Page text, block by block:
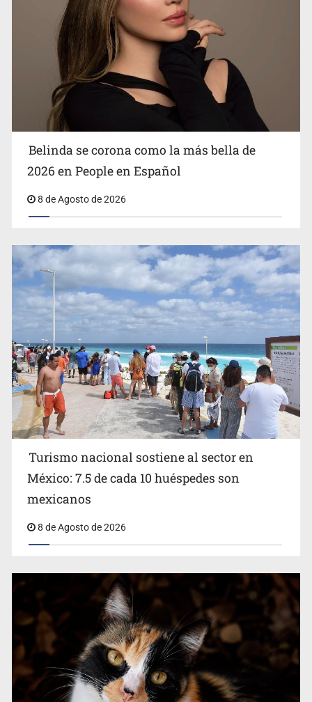
Ciclosporiasis no representa un riesgo epidemiológico
masivo
EU reanudará este sábado inspecciones de aguacate en
Michoacán
Belinda se corona como la más bella de 2026 en People
Belinda se corona como la más bella de
2026 en People en Español
8 de Agosto de 2026
Turismo nacional sostiene al sector en
México: 7.5 de cada 10 huéspedes son
mexicanos
8 de Agosto de 2026